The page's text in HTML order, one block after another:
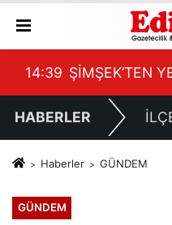
Dinledi
14:39 ŞİMŞEK’TEN
HABERLER
Haberler GÜNDEM
GÜNDEM